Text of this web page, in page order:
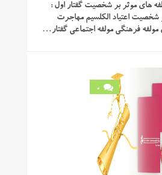
های موثر بر شخصیت گفتار اول :
شخصیت اعتیاد الكلسیم مهاجرت
مولفه فرهنگی مولفه اجتماعی گفتار…
0